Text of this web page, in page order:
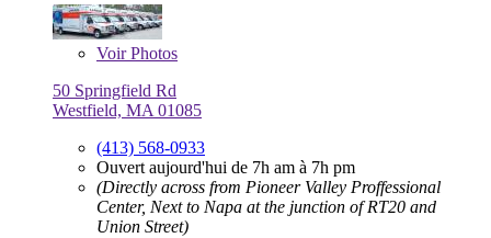
VoirPhotos
50 Springfield Rd
Westfield, MA 01085
(413) 568-0933
Ouvert aujourd'hui de 7h am à 7h pm
(Directly across from Pioneer Valley Proffessional
Center, Next to Napa at the junction of RT20 and
Union Street)